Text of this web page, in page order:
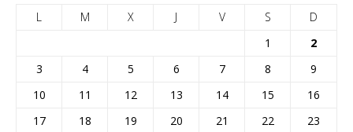
L
M X J V S
D
1
2
3
4 5 6 7 8
9
10
11 12 13 14 15
16
17
18 19 20 21 22
23